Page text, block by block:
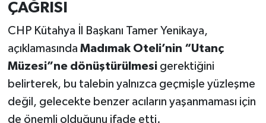
ÇAĞRISI
CHP Kütahya İl Başkanı Tamer Yenikaya,
açıklamasında Madımak Oteli’nin “Utanç
Müzesi”ne dönüştürülmesigerektiğini
belirterek, bu talebin yalnızca geçmişle yüzleşme
değil, gelecekte benzer acıların yaşanmaması için
de önemli olduğunu ifade etti.